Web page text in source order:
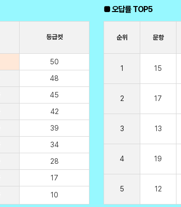
등급컷
50
48
45
42
39
34
28
17
10
■ 오답률 TOP5
순위 문항
1 15
2 17
3 13
4 19
5 12